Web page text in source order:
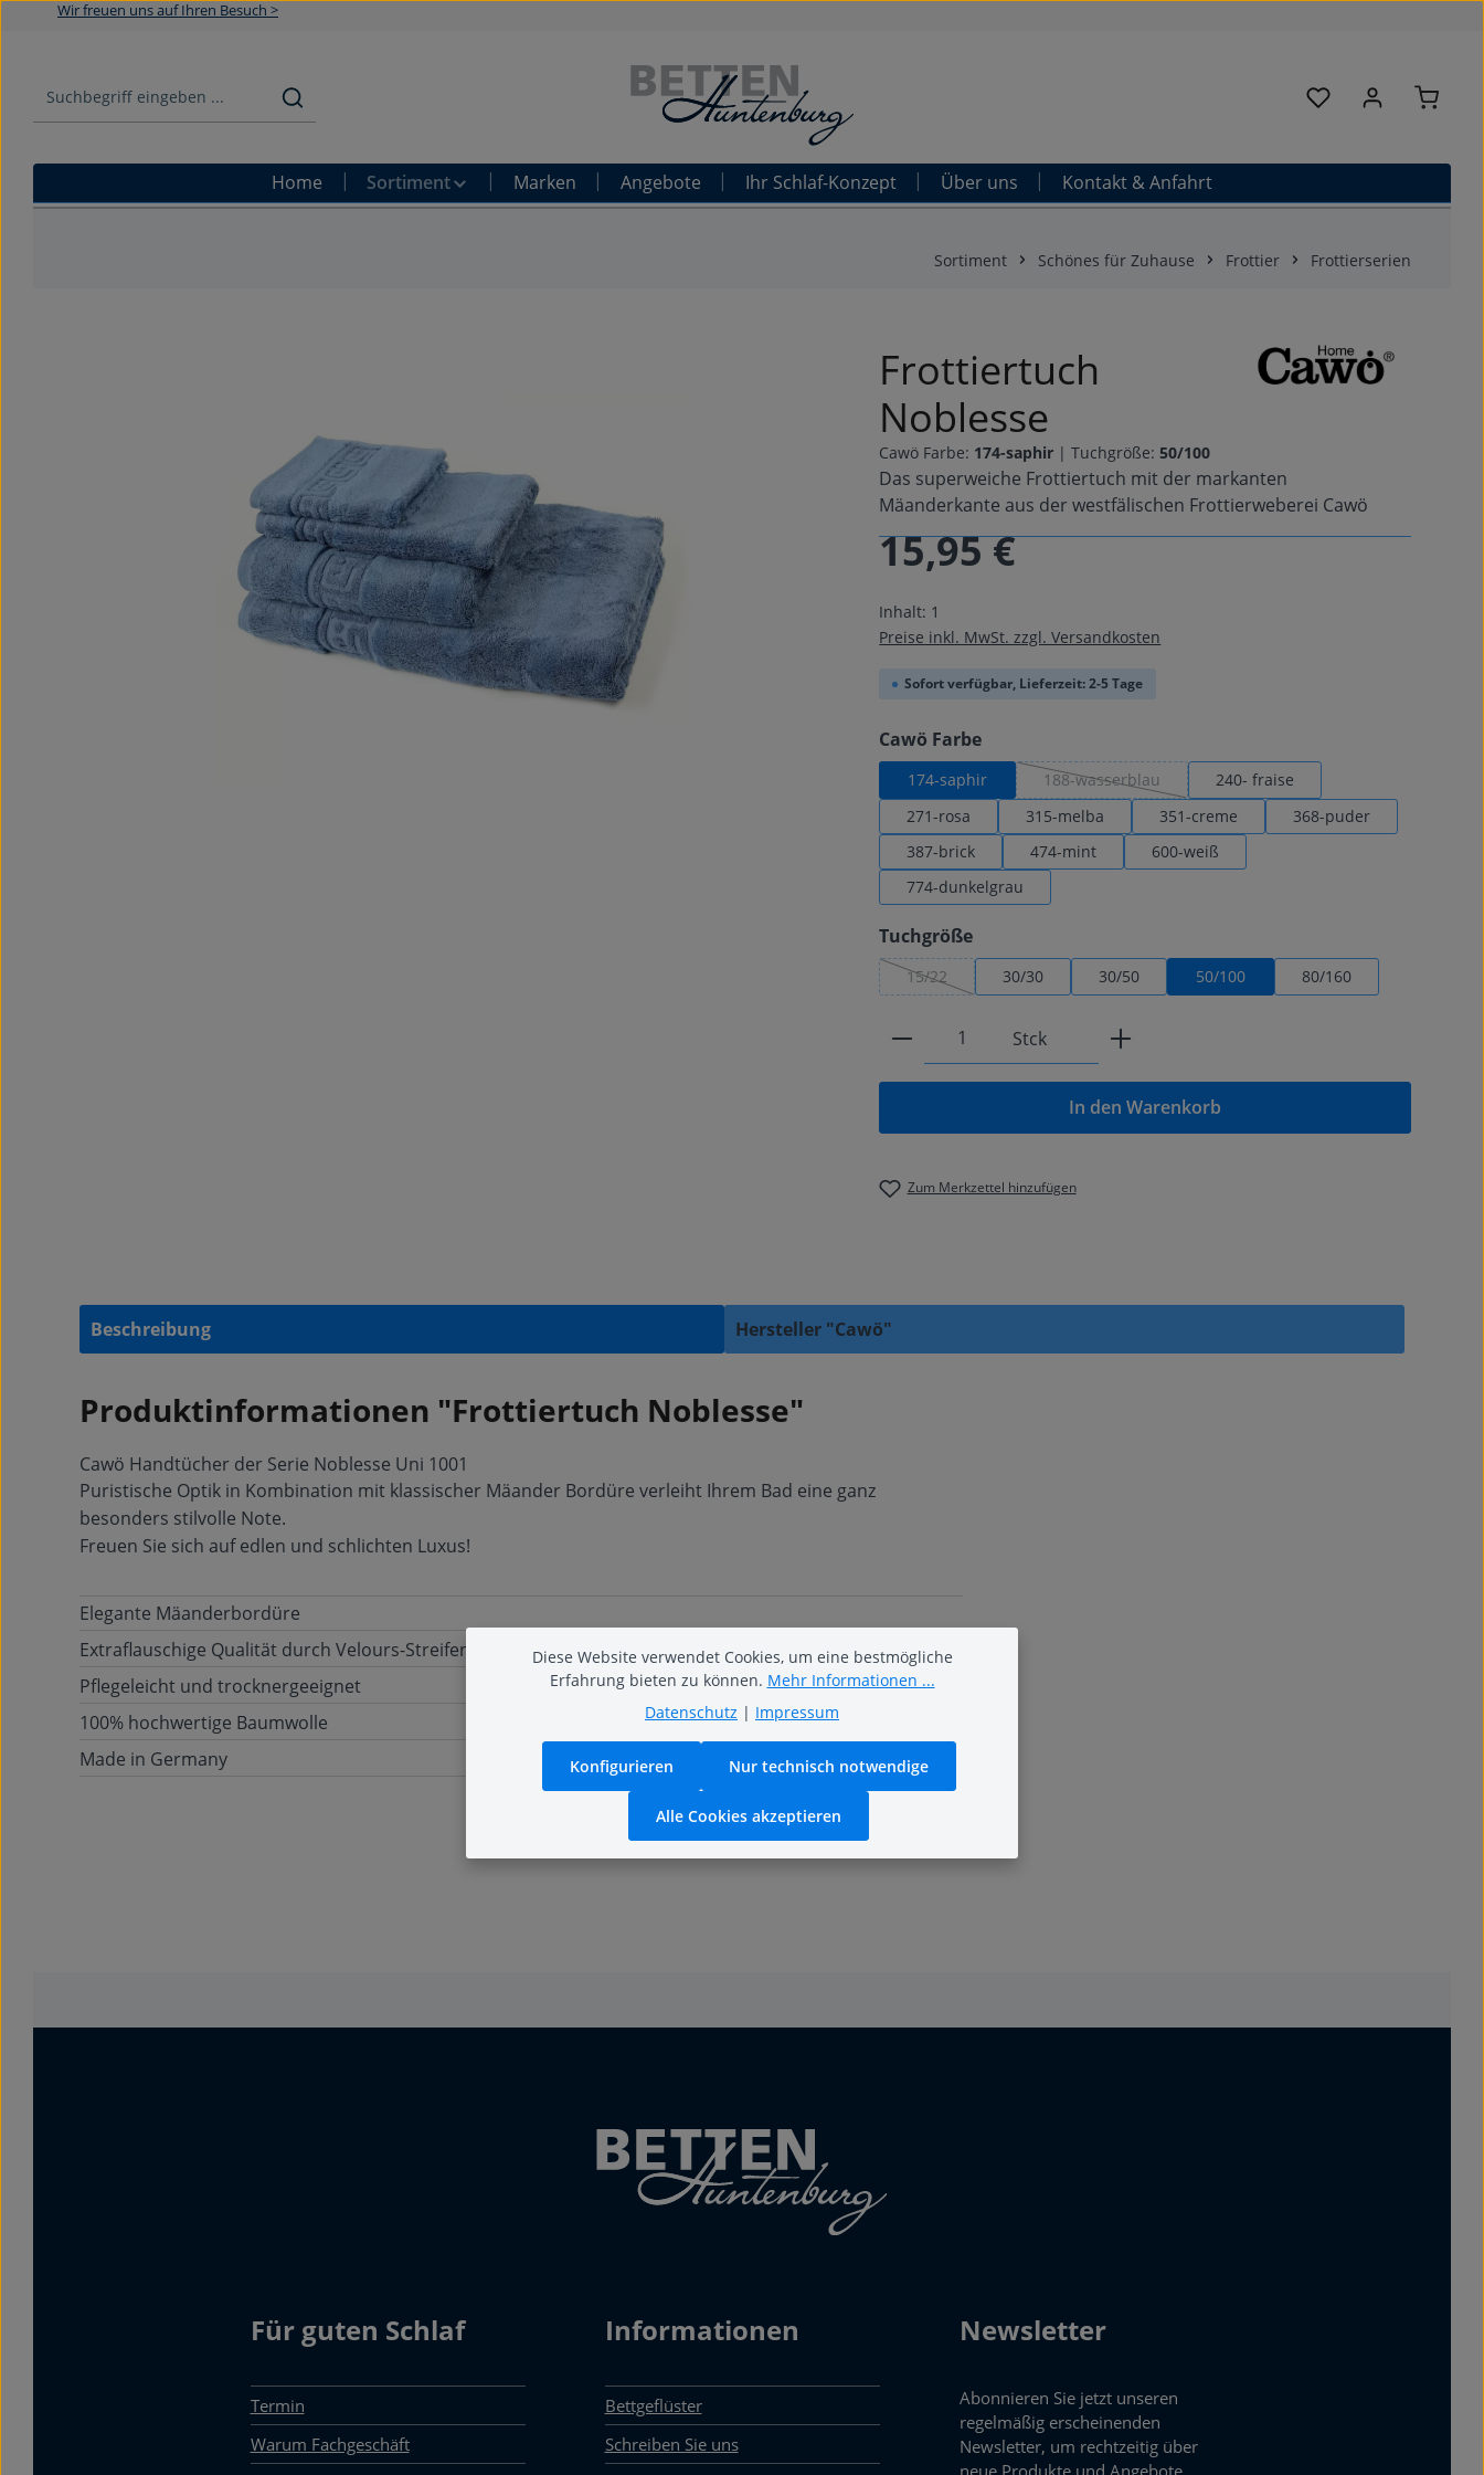
Zum Hauptinhalt springen
Zur Suche springen
Zur Hauptnavigation springen
Wir freuen uns auf Ihren Besuch >
Du hast 0 Produkte
Home Sortiment Marken Angebote Ihr Schlaf-Konzept Über uns Kontakt & Anfahrt
Sortiment Schönes für Zuhause Frottier Frottierserien
Frottiertuch
Noblesse
Cawö Farbe: 174-saphir | Tuchgröße:50/100
Das superweiche Frottiertuch mit der markanten
Mäanderkante aus der westfälischen Frottierweberei Cawö
Regulärer Preis:
15,95 €
Inhalt: 1
Preise inkl. MwSt. zzgl. Versandkosten
Sofort verfügbar, Lieferzeit: 2-5 Tage
Cawö Farbeauswählen
174-saphir 188-wasserblau
(Diese Option ist zurzeit nicht verfügbar.)
240- fraise
271-rosa
315-melba 351-creme
368-puder
387-brick
474-mint
600-weiß
774-dunkelgrau
Tuchgrößeauswählen
15/22
(Diese Option ist zurzeit nicht verfügbar.)
30/30 30/50 50/100 80/160
Produkt Anzahl: Gib den gewünschten Wert
Stck
In den Warenkorb
Zum Merkzettel hinzufügen
Beschreibung Hersteller "Cawö"
Produktinformationen "Frottiertuch Noblesse"
Cawö Handtücher der Serie Noblesse Uni 1001
Puristische Optik in Kombination mit klassischer Mäander Bordüre verleiht Ihrem Bad eine ganz
besonders stilvolle Note.
Freuen Sie sich auf edlen und schlichten Luxus!
Elegante Mäanderbordüre
Extraflauschige Qualität durch Velours-Streifen
Pflegeleicht und trocknergeeignet
100% hochwertige Baumwolle
Made in Germany
Für guten Schlaf
Termin
Warum Fachgeschäft
Informationen
Bettgeflüster
Schreiben Sie uns
Newsletter
Abonnieren Sie jetzt unseren
regelmäßig erscheinenden
Newsletter, um rechtzeitig über
neue Produkte und Angebote
Diese Website verwendet Cookies, um eine bestmögliche
Erfahrung bieten zu können. Mehr Informationen ...
Datenschutz | Impressum
Nur technisch notwendige
Konfigurieren
Alle Cookies akzeptieren